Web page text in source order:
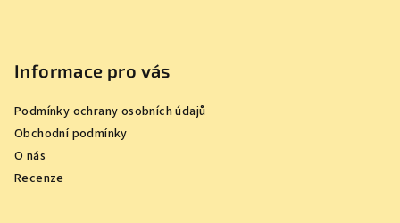
Informace pro vás
Podmínky ochrany osobních údajů
Obchodní podmínky
O nás
Recenze